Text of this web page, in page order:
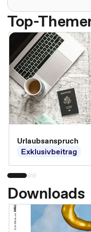
Top-
Urlaubsanspruch
Exklusivbeitrag
Downloads